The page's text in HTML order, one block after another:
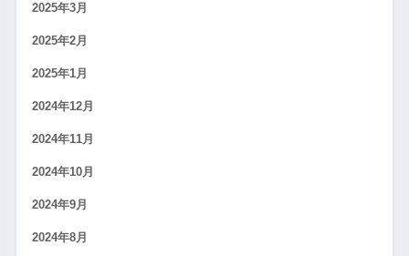
2025年3月
2025年2月
2025年1月
2024年12月
2024年11月
2024年10月
2024年9月
2024年8月